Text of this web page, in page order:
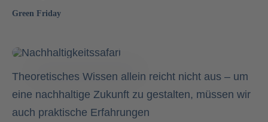
Nachhaltigkeit
Karriere
Kontakt
Green Friday
Theoretisches Wissen allein reicht nicht aus – um
eine nachhaltige Zukunft zu gestalten, müssen wir
auch praktische Erfahrungen